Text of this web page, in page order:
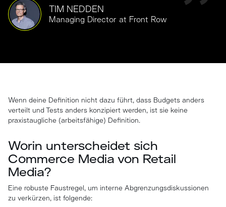
TIM NEDDEN
Managing Director at Front Row
Wenn deine Definition nicht dazu führt, dass Budgets anders
verteilt und Tests anders konzipiert werden, ist sie keine
praxistaugliche (arbeitsfähige) Definition.
Worin unterscheidet sich
Commerce Media von Retail
Media?
Eine robuste Faustregel, um interne Abgrenzungsdiskussionen
zu verkürzen, ist folgende: